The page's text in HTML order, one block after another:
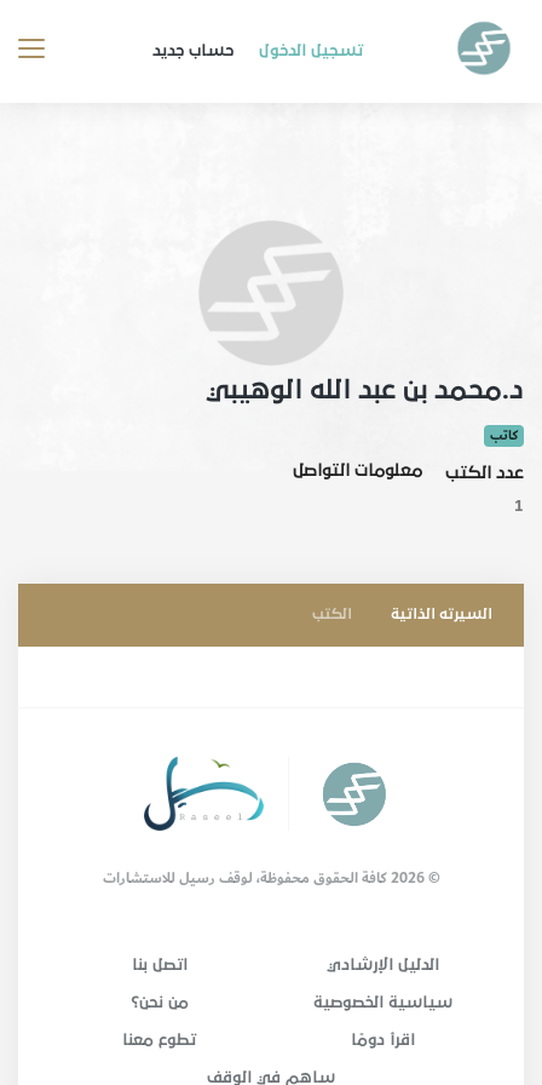
تسجيل الدخول حساب جديد
د.محمد بن عبد الله الوهيبي
كاتب
عدد الكتب
1
معلومات التواصل
السيرته الذاتية الكتب
© 2026 كافة الحقوق محفوظة، لوقف رسيل للاستشارات
الدليل الإرشادي اتصل بنا
سياسية الخصوصية من نحن؟
اقرأ دومًا تطوع معنا
ساهم في الوقف